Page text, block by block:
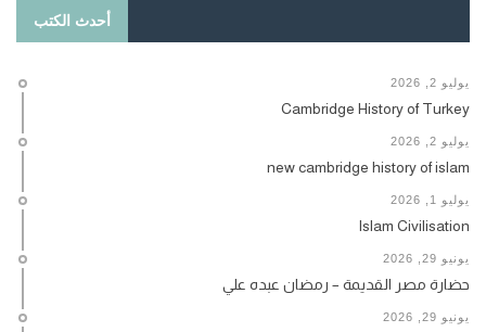
أحدث الكتب
يوليو 2, 2026
Cambridge History of Turkey
يوليو 2, 2026
new cambridge history of islam
يوليو 1, 2026
Islam Civilisation
يونيو 29, 2026
حضارة مصر القديمة – رمضان عبده علي
يونيو 29, 2026